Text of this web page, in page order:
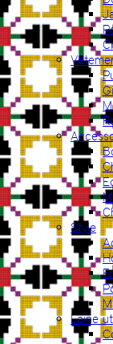
Style
Laine